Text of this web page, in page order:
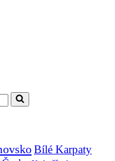
Bílé Karpaty